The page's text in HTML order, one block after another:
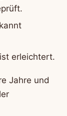
erleichtert.
Jahre und